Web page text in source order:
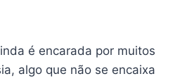
é encarada por muitos
algo que não se encaixa